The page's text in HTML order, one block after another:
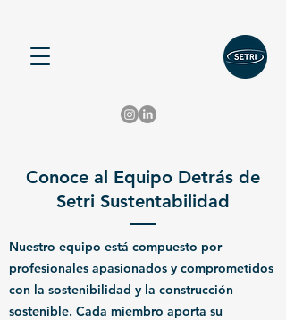
Conoce al Equipo Detrás de
Setri Sustentabilidad
Nuestro equipo está compuesto por
profesionales apasionados y comprometidos
con la sostenibilidad y la construcción
sostenible. Cada miembro aporta su